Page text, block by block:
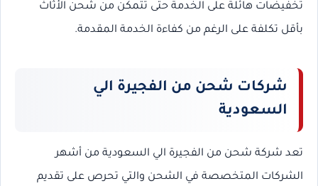
تخفيضات هائلة على الخدمة حتى تتمكن من شحن الأثاث
بأقل تكلفة على الرغم من كفاءة الخدمة المقدمة.
شركات شحن من الفجيرة الي
السعودية
تعد شركة شحن من الفجيرة الي السعودية من أشهر
الشركات المتخصصة في الشحن والتي تحرص على تقديم